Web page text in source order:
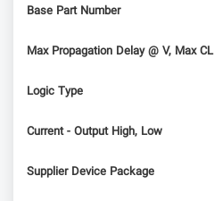
Base Part Number
Max Propagation Delay @ V, Max CL
Logic Type
Current - Output High, Low
Supplier Device Package